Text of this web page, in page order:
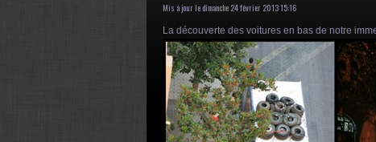
Mis à jour le dimanche 24 février 2013 15:16
La découverte des voitures en bas de notre